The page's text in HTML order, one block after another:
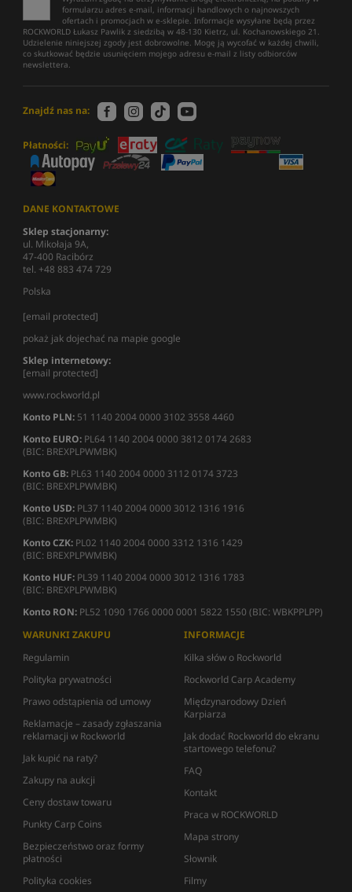
formularzu adres e-mail, informacji handlowych o najnowszych
ofertach i promocjach w e-sklepie. Informacje wysyłane będą przez
ROCKWORLD Łukasz Pawlik z siedzibą w 48-130 Kietrz, ul. Kochanowskiego 21.
Udzielenie niniejszej zgody jest dobrowolne. Mogę ją wycofać w każdej chwili,
co skutkować będzie usunięciem mojego adresu e-mail z listy odbiorców
newslettera.
Znajdź nas na:
Płatności:
DANE KONTAKTOWE
Sklep stacjonarny:
ul. Mikołaja 9A,
47-400 Racibórz
tel. +48 883 474 729
Polska
[email protected]
pokaż jak dojechać na mapie google
Sklep internetowy:
[email protected]
www.rockworld.pl
Konto PLN: 51 1140 2004 0000 3102 3558 4460
Konto EURO: PL64 1140 2004 0000 3812 0174 2683
(BIC: BREXPLPWMBK)
Konto GB: PL63 1140 2004 0000 3112 0174 3723
(BIC: BREXPLPWMBK)
Konto USD: PL37 1140 2004 0000 3012 1316 1916
(BIC: BREXPLPWMBK)
Konto CZK: PL02 1140 2004 0000 3312 1316 1429
(BIC: BREXPLPWMBK)
Konto HUF: PL39 1140 2004 0000 3012 1316 1783
(BIC: BREXPLPWMBK)
Konto RON: PL52 1090 1766 0000 0001 5822 1550 (BIC: WBKPPLPP)
WARUNKI ZAKUPU
Regulamin
Polityka prywatności
Prawo odstąpienia od umowy
Reklamacje – zasady zgłaszania
reklamacji w Rockworld
Jak kupić na raty?
Zakupy na aukcji
Ceny dostaw towaru
Punkty Carp Coins
Bezpieczeństwo oraz formy
płatności
Polityka cookies
INFORMACJE
Kilka słów o Rockworld
Rockworld Carp Academy
Międzynarodowy Dzień
Karpiarza
Jak dodać Rockworld do ekranu
startowego telefonu?
FAQ
Kontakt
Praca w ROCKWORLD
Mapa strony
Słownik
Filmy